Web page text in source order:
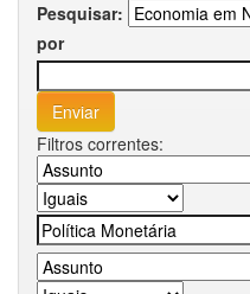
Pesquisar:
por
Filtros correntes: